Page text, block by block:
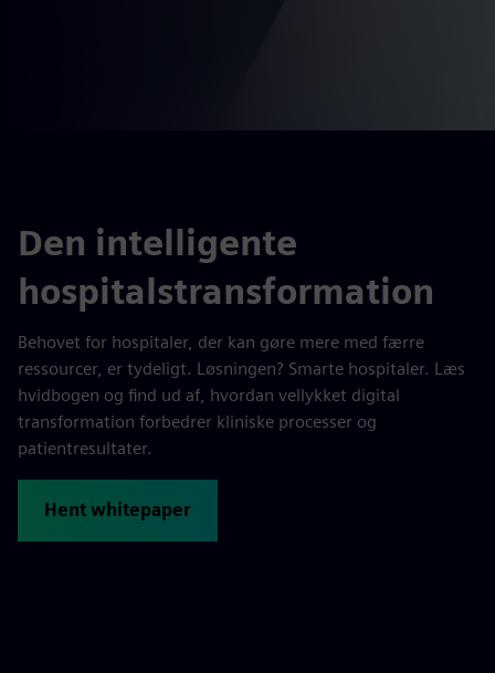
Den intelligente
hospitalstransformation
Behovet for hospitaler, der kan gøre mere med færre
ressourcer, er tydeligt. Løsningen? Smarte hospitaler. Læs
hvidbogen og find ud af, hvordan vellykket digital
transformation forbedrer kliniske processer og
patientresultater.
Hent whitepaper